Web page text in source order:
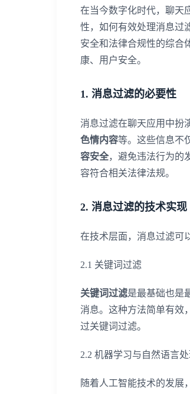
在当今数字化时代，聊天
性，如何有效处理消息过
安全和法律合规性的综合
康、用户安全。
1. 消息过滤的必要性
消息过滤在聊天应用中扮
色情内容等。这些信息不
容安全，避免违法行为的
容符合相关法律法规。
2. 消息过滤的技术实现
在技术层面，消息过滤可
2.1 关键词过滤
关键词过滤是最基础也是
消息。这种方法简单有效
过关键词过滤。
2.2 机器学习与自然语言
随着人工智能技术的发展，